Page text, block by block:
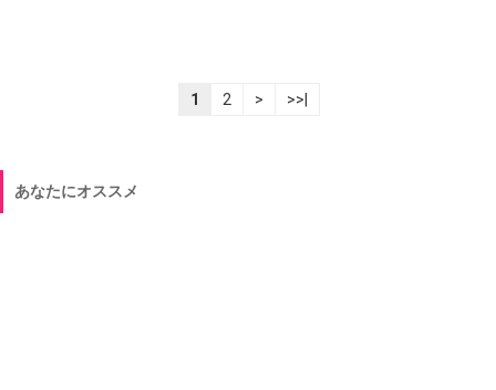
1 2 > >>|
あなたにオススメ